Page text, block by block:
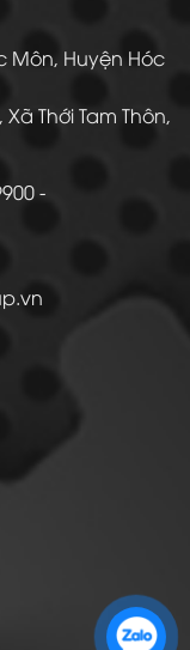
Môn, Huyện Hóc
Thới Tam Thôn,
16 9900 -